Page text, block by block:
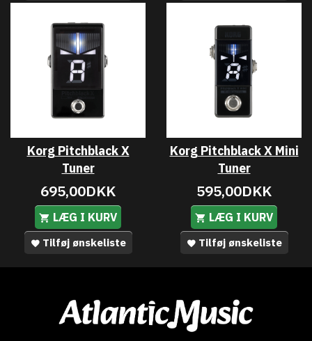
Korg Pitchblack X
Tuner
695,00DKK
LÆG I KURV
Tilføj ønskeliste
Korg Pitchblack X Mini
Tuner
595,00DKK
LÆG I KURV
Tilføj ønskeliste